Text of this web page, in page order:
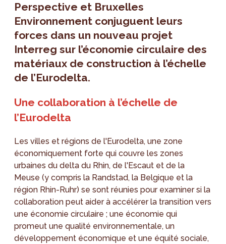
Perspective et Bruxelles
Environnement conjuguent leurs
forces dans un nouveau projet
Interreg sur l’économie circulaire des
matériaux de construction à l’échelle
de l’Eurodelta.
Une collaboration à l’échelle de
l’Eurodelta
Les villes et régions de l'Eurodelta, une zone
économiquement forte qui couvre les zones
urbaines du delta du Rhin, de l'Escaut et de la
Meuse (y compris la Randstad, la Belgique et la
région Rhin-Ruhr) se sont réunies pour examiner si la
collaboration peut aider à accélérer la transition vers
une économie circulaire ; une économie qui
promeut une qualité environnementale, un
développement économique et une équité sociale,